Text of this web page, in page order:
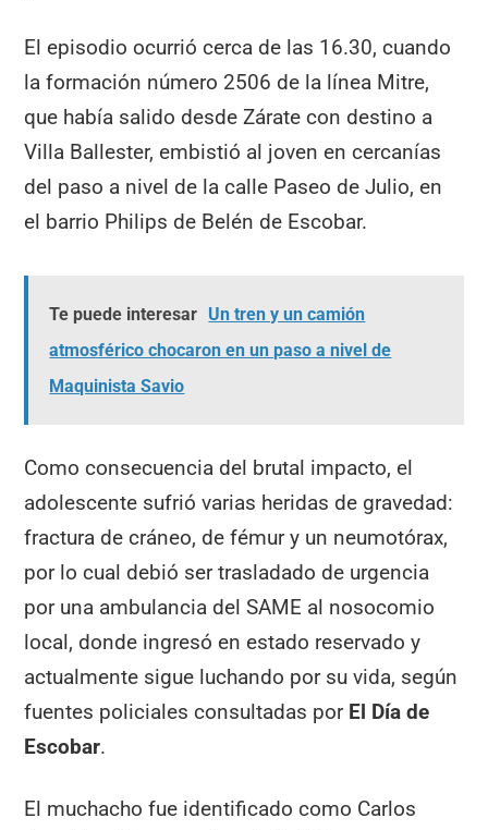
El episodio ocurrió cerca de las 16.30, cuando
la formación número 2506 de la línea Mitre,
que había salido desde Zárate con destino a
Villa Ballester, embistió al joven en cercanías
del paso a nivel de la calle Paseo de Julio, en
el barrio Philips de Belén de Escobar.
Te puede interesar Un tren y un camión
atmosférico chocaron en un paso a nivel de
Maquinista Savio
Como consecuencia del brutal impacto, el
adolescente sufrió varias heridas de gravedad:
fractura de cráneo, de fémur y un neumotórax,
por lo cual debió ser trasladado de urgencia
por una ambulancia del SAME al nosocomio
local, donde ingresó en estado reservado y
actualmente sigue luchando por su vida, según
fuentes policiales consultadas por El Día de
Escobar.
El muchacho fue identificado como Carlos